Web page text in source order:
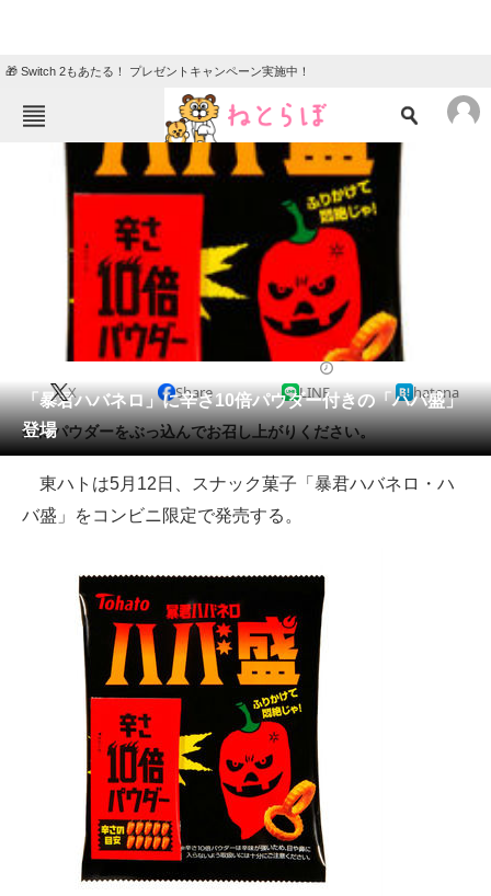
🎁 Switch 2もあたる！ プレゼントキャンペーン実施中！
ねとらぼメニュー
ニュース
地域
教育・育児
リサーチ
会員記事
メディア
注目記事を集めた総合ページ
スマホと通信の最新トレンド
進化するPCとデバイスの未来
好きが集まる 比べて選べる
ビジネスと働き方のヒント
AI活用のいまが分かる
企業ITのトレンドを詳説
経営リーダーのコミュニティ
「暴君ハバネロ」に辛さ10倍パウダー付きの「ハバ盛」
登場
X Share LINE hatena
袋にパウダーをぶっ込んでお召し上がりください。
東ハトは5月12日、スナック菓子「暴君ハバネロ・ハ
バ盛」をコンビニ限定で発売する。